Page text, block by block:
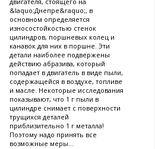
&laquo;Днепре&raquo;, в
основном определяется
износостойкостью стенок
цилиндров, поршневых колец и
канавок для них в поршне. Эти
детали наиболее подвержены
действию абразива, который
попадает в двигатель в виде пыли,
содержащейся в воздухе, топливе
и масле. Некоторые исследования
показывают, что 1 г пыли в
цилиндре снимает с поверхности
трущихся деталей
приблизительно 1 г металла!
Поэтому надо принять все
возможные меры...